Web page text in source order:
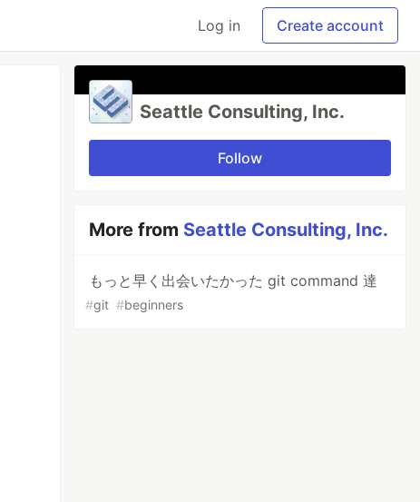
Log in Create account
Seattle Consulting, Inc.
Follow
More from Seattle Consulting, Inc.
もっと早く出会いたかった git command 達
#git #beginners